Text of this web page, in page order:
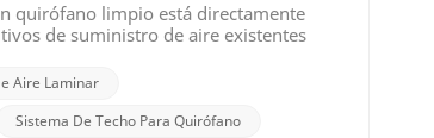
quirófano limpio está directamente
de suministro de aire existentes
abordar estos problemas, existe una
y baja velocidad que permite
el laminar Dispositivo de suministro
Aire Laminar
Sistema De Techo Para Quirófano